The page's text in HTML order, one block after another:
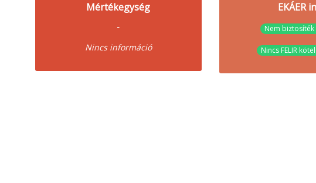
Mértékegység
-
Nincs információ
EKÁER
Nem
Nincs FELIR